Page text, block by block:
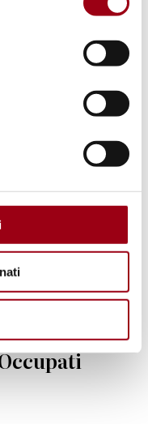
(CIG)
Giustizia:
sugli
alla
nel